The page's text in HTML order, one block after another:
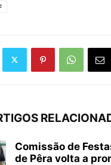
Comissão de
de Pêra volta a